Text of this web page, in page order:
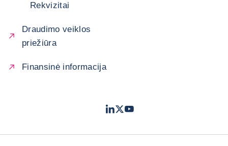
Rekvizitai
Draudimo veiklos
priežiūra
Finansinė informacija
LinkedIn
TwitterYoutube